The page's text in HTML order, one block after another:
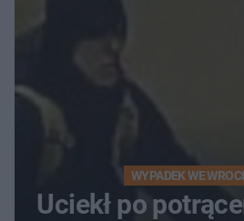
WYPADEK WE
Uciekł po